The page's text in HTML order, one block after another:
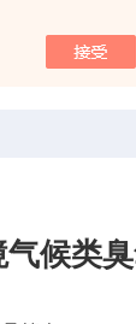
置：首页
气候类